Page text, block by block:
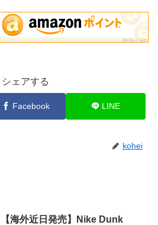
シェアする
Facebook LINE
kohei
【海外近日発売】Nike Dunk